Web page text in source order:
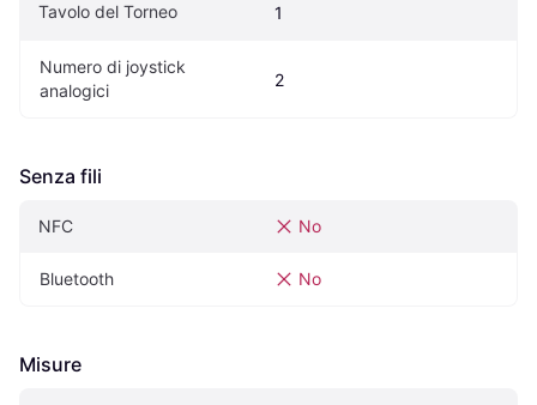
Tavolo del Torneo 1
Numero di joystick
analogici
2
Senza fili
NFC No
Bluetooth No
Misure